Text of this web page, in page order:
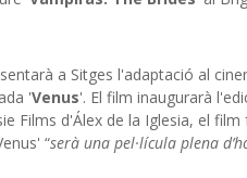
a Sitges l'adaptació al
'Venus'. El film inaugurarà
Films d'Álex de la Iglesia, el
“serà una pel·lícula plena